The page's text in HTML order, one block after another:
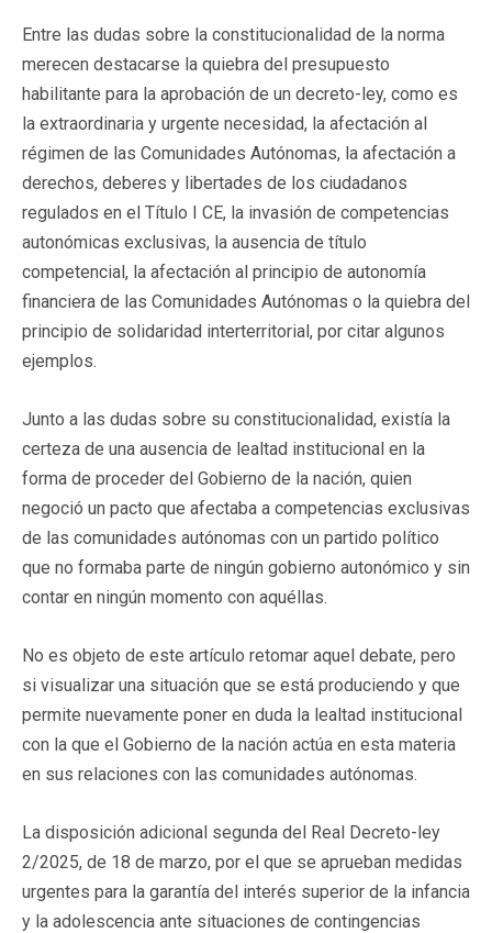
Entre las dudas sobre la constitucionalidad de la norma
merecen destacarse la quiebra del presupuesto
habilitante para la aprobación de un decreto-ley, como es
la extraordinaria y urgente necesidad, la afectación al
régimen de las Comunidades Autónomas, la afectación a
derechos, deberes y libertades de los ciudadanos
regulados en el Título I CE, la invasión de competencias
autonómicas exclusivas, la ausencia de título
competencial, la afectación al principio de autonomía
financiera de las Comunidades Autónomas o la quiebra del
principio de solidaridad interterritorial, por citar algunos
ejemplos.
Junto a las dudas sobre su constitucionalidad, existía la
certeza de una ausencia de lealtad institucional en la
forma de proceder del Gobierno de la nación, quien
negoció un pacto que afectaba a competencias exclusivas
de las comunidades autónomas con un partido político
que no formaba parte de ningún gobierno autonómico y sin
contar en ningún momento con aquéllas.
No es objeto de este artículo retomar aquel debate, pero
si visualizar una situación que se está produciendo y que
permite nuevamente poner en duda la lealtad institucional
con la que el Gobierno de la nación actúa en esta materia
en sus relaciones con las comunidades autónomas.
La disposición adicional segunda del Real Decreto-ley
2/2025, de 18 de marzo, por el que se aprueban medidas
urgentes para la garantía del interés superior de la infancia
y la adolescencia ante situaciones de contingencias